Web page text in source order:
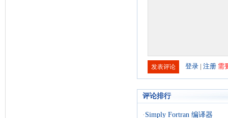
评论排行
· Simply Fortran 编译器